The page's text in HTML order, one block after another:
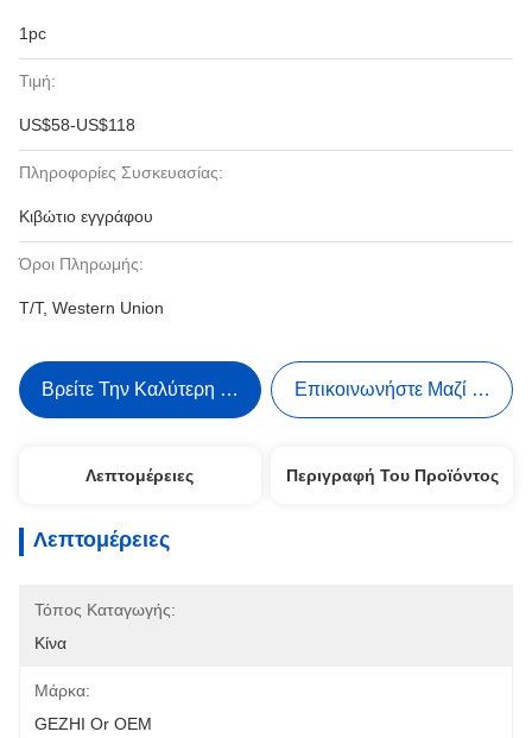
1pc
Τιμή:
US$58-US$118
Πληροφορίες Συσκευασίας:
Κιβώτιο εγγράφου
Όροι Πληρωμής:
T/T, Western Union
Βρείτε Την Καλύτερη Τιμή Επικοινωνήστε Μαζί Μας
Λεπτομέρειες Περιγραφή Του Προϊόντος
Λεπτομέρειες
Τόπος Καταγωγής:
Κίνα
Μάρκα:
GEZHI Or OEM